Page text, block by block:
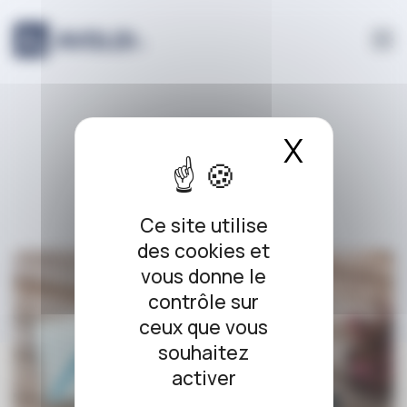
Panneau de gestion des cookies
Ce site utilise
des cookies et
vous donne le
contrôle sur
ceux que vous
souhaitez
activer
X